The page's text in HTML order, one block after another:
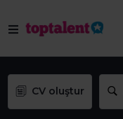
CV oluştur